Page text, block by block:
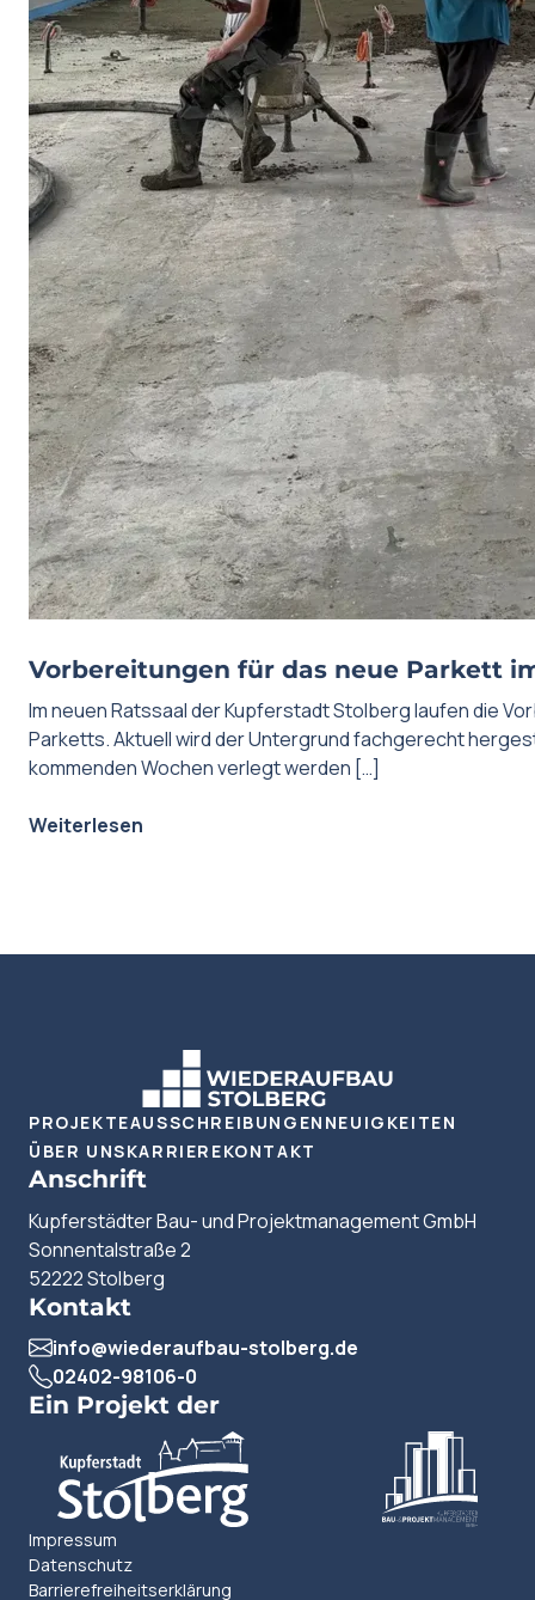
Vorbereitungen für das neue Parkett
Im neuen Ratssaal der Kupferstadt Stolberg laufen die
Parketts. Aktuell wird der Untergrund fachgerecht
kommenden Wochen verlegt werden […]
Weiterlesen
PROJEKTEAUSSCHREIBUNGEN NEUIGKEITEN
ÜBER UNSKARRIEREKONTAKT
Anschrift
Kupferstädter Bau- und Projektmanagement GmbH
Sonnentalstraße 2
52222 Stolberg
Kontakt
info@wiederaufbau-stolberg.de
02402-98106-0
Ein Projekt der
Impressum
Datenschutz
Barrierefreiheitserklärung